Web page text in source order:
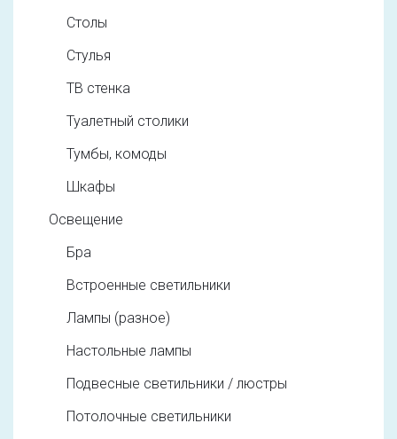
Столы
Стулья
ТВ стенка
Туалетный столики
Тумбы, комоды
Шкафы
Освещение
Бра
Встроенные светильники
Лампы (разное)
Настольные лампы
Подвесные светильники / люстры
Потолочные светильники